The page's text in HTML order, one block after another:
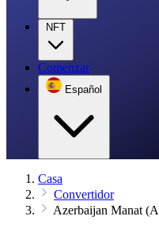
NFT
Comenzar
Español
Casa
Convertidor
Azerbaijan Manat